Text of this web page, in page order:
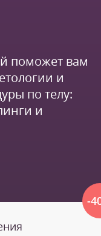
поможет вам
и
по телу:
и
-